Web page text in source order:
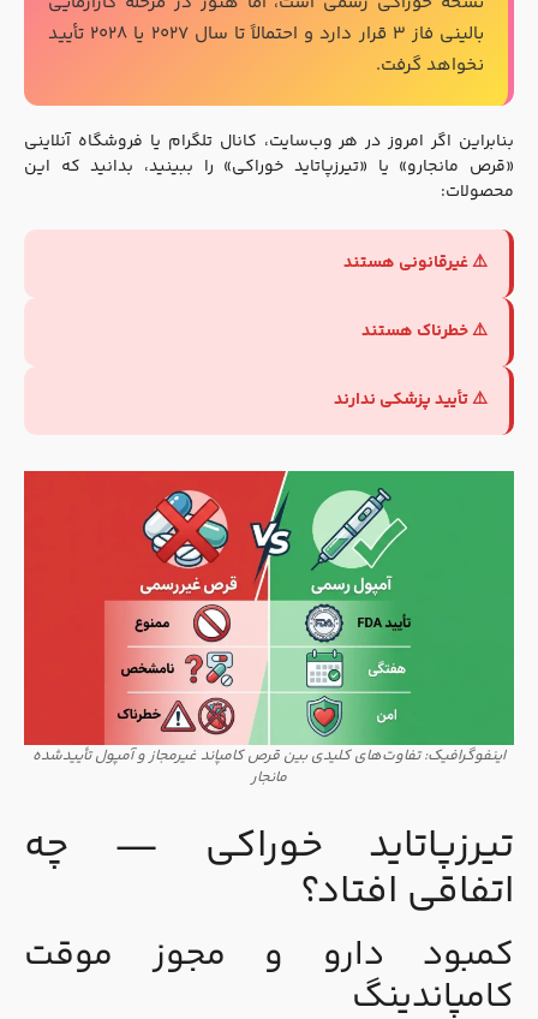
بالینی فاز ۳ قرار دارد و احتمالاً تا سال ۲۰۲۷ یا ۲۰۲۸ تأیید
نخواهد گرفت.
بنابراین اگر امروز در هر وب‌سایت، کانال تلگرام یا فروشگاه آنلاینی
«قرص مانجارو» یا «تیرزپاتاید خوراکی» را ببینید، بدانید که این
محصولات:
⚠️ غیرقانونی هستند
⚠️ خطرناک هستند
⚠️ تأیید پزشکی ندارند
اینفوگرافیک: تفاوت‌های کلیدی بین قرص کامپاند غیرمجاز و آمپول تأییدشده
مانجار
تیرزپاتاید خوراکی — چه
اتفاقی افتاد؟
کمبود دارو و مجوز موقت
کامپاندینگ